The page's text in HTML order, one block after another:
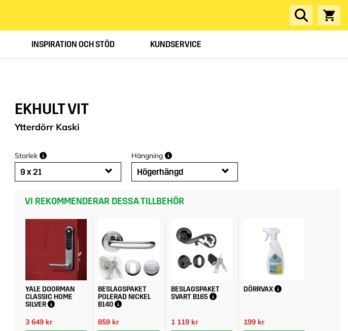
INSPIRATION OCH STÖD KUNDSERVICE
EKHULT VIT
Ytterdörr Kaski
Storlek
9 x 21
Hängning
Högerhängd
VI REKOMMENDERAR DESSA TILLBEHÖR
YALE DOORMAN
CLASSIC HOME
SILVER
3 649 kr
BESLAGSPAKET
POLERAD NICKEL
B140
859 kr
BESLAGSPAKET
SVART B165
1 119 kr
DÖRRVAX
199 kr